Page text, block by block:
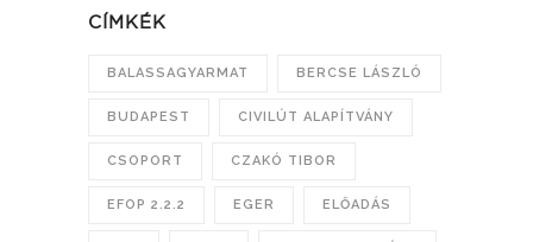
CÍMKÉK
BALASSAGYARMAT BERCSE LÁSZLÓ
BUDAPEST CIVILÚT ALAPÍTVÁNY
CSOPORT CZAKÓ TIBOR
EFOP 2.2.2 EGER ELŐADÁS